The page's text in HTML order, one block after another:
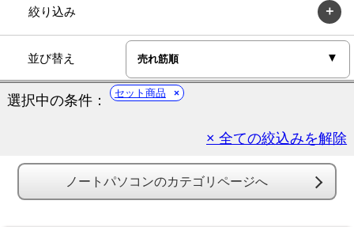
絞り込み
並び替え
選択中の条件： セット商品
× 全ての絞込みを解除
ノートパソコンのカテゴリページへ